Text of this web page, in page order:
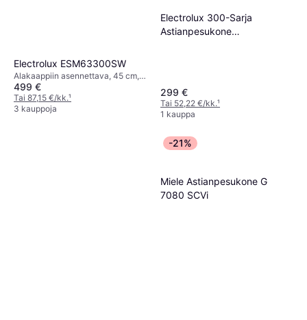
Electrolux ESM63300SW
Alakaappiin asennettava, 45 cm,
44 dB
499 €
Tai 87,15 €/kk.¹
3 kauppoja
Electrolux 300-Sarja
Astianpesukone
299 €
Tai 52,22 €/kk.¹
1 kauppa
-21%
Miele Astianpesukone G
7080 SCVi